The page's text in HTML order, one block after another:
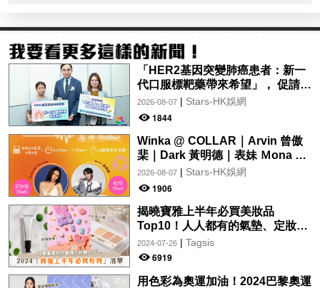
「HER2基因突變肺癌患者：新一
代口服標靶藥帶來希望」， 促請政
府加快納入藥物名冊，助患者及早
受惠
2026-08-07| Stars-HK娛網
1844
Winka @ COLLAR｜Arvin 曾傲
棐｜Dark 黃明德｜表妹 Ｍona 8
月29日起登陸L5維港空中花園 |
wwwtc mall 首度呈獻「Music
2026-08-07| Stars-HK娛網
1906
揭曉寶雅上半年必買美妝品
Top10！人人都有的氣墊、定妝噴
霧、保養品～幫你找到最值得入手
的好物♡
2024-07-26| Tagsis
6919
用色彩為奧運加油！2024巴黎奧運